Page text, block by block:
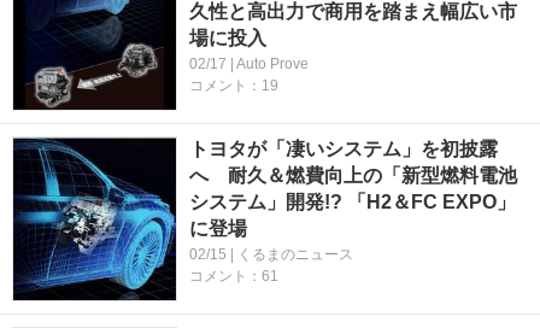
久性と高出力で商用を踏まえ幅広い市
場に投入
02/17 | Auto Prove
コメント：19
トヨタが「凄いシステム」を初披露
へ 耐久＆燃費向上の「新型燃料電池
システム」開発!? 「H2＆FC EXPO」
に登場
02/15 | くるまのニュース
コメント：61